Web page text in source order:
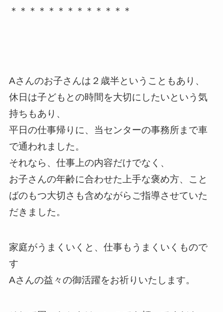
＊＊＊＊＊＊＊＊＊＊＊＊＊
Aさんのお子さんは２歳半ということもあり、
休日は子どもとの時間を大切にしたいという気
持ちもあり、
平日の仕事帰りに、当センターの事務所まで車
で通われました。
それなら、仕事上の内容だけでなく、
お子さんの年齢に合わせた上手な褒め方、こと
ばのもつ大切さも含めながらご指導させていた
だきました。
家庭がうまくいくと、仕事もうまくいくもので
す
Aさんの益々の御活躍をお祈りいたします。